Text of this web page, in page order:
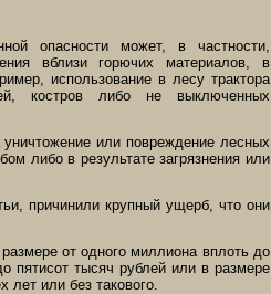
опасности может, в частности,
вблизи горючих материалов, в
использование в лесу трактора
костров либо не выключенных
или повреждение лесных
либо в результате загрязнения или
причинили крупный ущерб, что они
от одного миллиона вплоть до
пятисот тысяч рублей или в размере
лет или без такового.